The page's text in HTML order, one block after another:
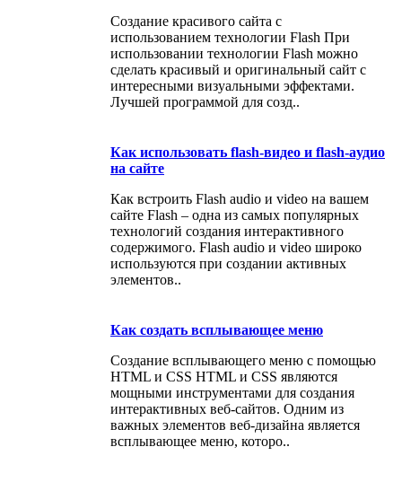
Создание красивого сайта с
использованием технологии Flash При
использовании технологии Flash можно
сделать красивый и оригинальный сайт с
интересными визуальными эффектами.
Лучшей программой для созд..
Как использовать flash-видео и flash-aудио
на сайте
Как встроить Flash audio и video на вашем
сайте Flash – одна из самых популярных
технологий создания интерактивного
содержимого. Flash audio и video широко
используются при создании активных
элементов..
Как создать всплывающее меню
Создание всплывающего меню с помощью
HTML и CSS HTML и CSS являются
мощными инструментами для создания
интерактивных веб-сайтов. Одним из
важных элементов веб-дизайна является
всплывающее меню, которо..